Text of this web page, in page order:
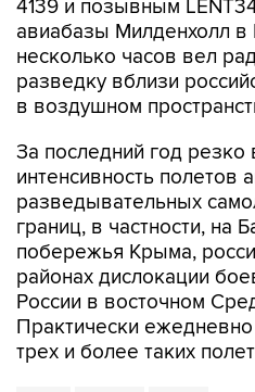
несколько часов вел
разведку вблизи
в воздушном
За последний год резко
разведывательных
границ, в частности, на
побережья Крыма,
районах дислокации
России в восточном
Практически ежедневно
трех и более таких
США Россия Крым